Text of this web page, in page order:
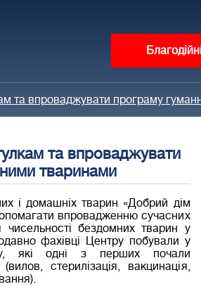
та впроваджувати програму
та впроваджувати
тваринами
і домашніх тварин «Добрий дім
впровадженню сучасних
бездомних тварин у
фахівці Центру побували у
які одні з перших почали
стерилізація, вакцинація,